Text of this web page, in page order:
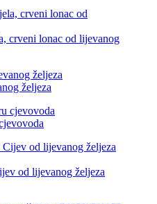
crveni lonac od lijevanog
željeza
od lijevanog željeza